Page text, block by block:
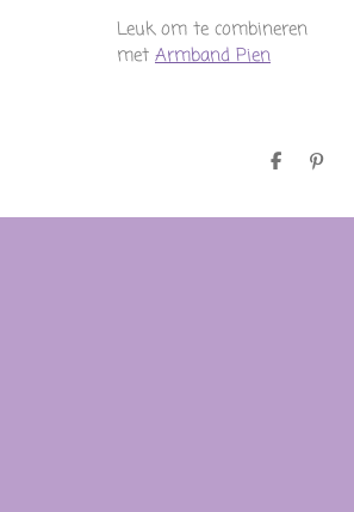
Leuk om te combineren
met Armband Pien
D
e
P
n